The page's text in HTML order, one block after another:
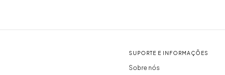
SUPORTE E INFORMAÇÕES
Sobre nós